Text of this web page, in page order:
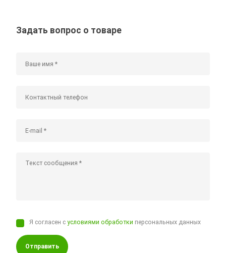
Задать вопрос о товаре
Я согласен сусловиями обработки персональных данных
Отправить